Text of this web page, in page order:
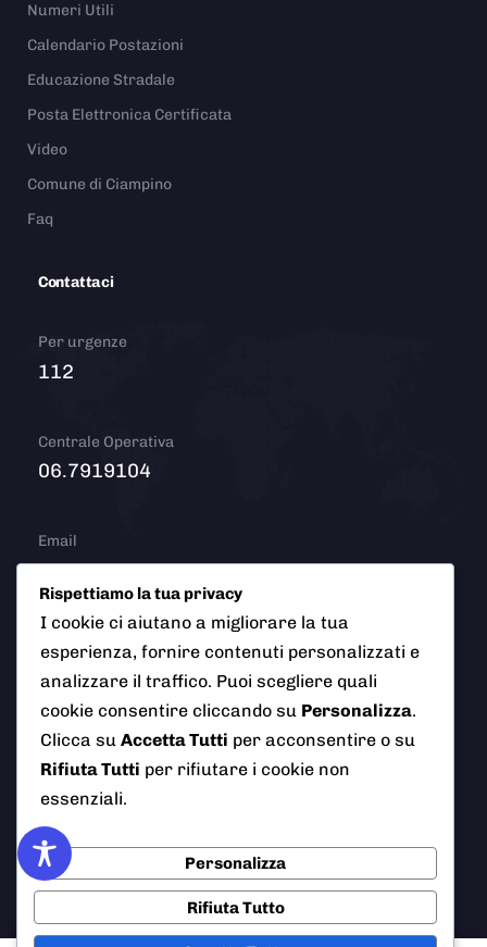
Numeri Utili
Calendario Postazioni
Educazione Stradale
Posta Elettronica Certificata
Video
Comune di Ciampino
Faq
Contattaci
Per urgenze
112
Centrale Operativa
06.7919104
Email
info@polizialocaleciampino.it
© 2026 Polizia Locale del Comune di Ciampino (Roma). Tutti
i diritti riservati
AI Info
Cookie Policy
Rispettiamo la tua privacy
I cookie ci aiutano a migliorare la tua
esperienza, fornire contenuti personalizzati e
analizzare il traffico. Puoi scegliere quali
cookie consentire cliccando su Personalizza.
Clicca su Accetta Tutti per acconsentire o su
Rifiuta Tutti per rifiutare i cookie non
essenziali.
Personalizza
Rifiuta Tutto